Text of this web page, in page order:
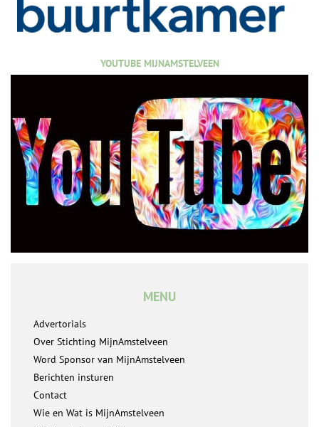
YOUTUBE MIJNAMSTELVEEN
MENU
Advertorials
Over Stichting MijnAmstelveen
Word Sponsor van MijnAmstelveen
Berichten insturen
Contact
Wie en Wat is MijnAmstelveen